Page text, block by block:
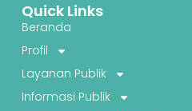
Quick Links
Beranda
Profil
Layanan Publik
Informasi Publik